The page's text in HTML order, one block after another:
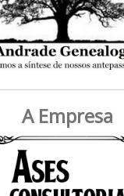
A Empresa